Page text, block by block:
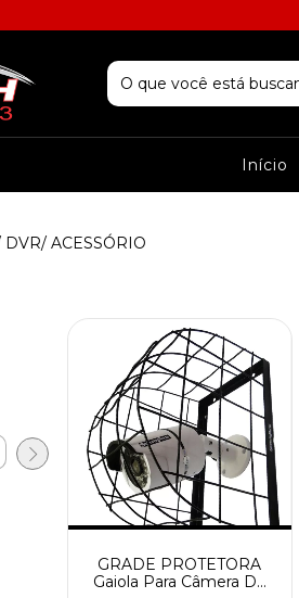
Início
DVR/ ACESSÓRIO
GRADE PROTETORA
Gaiola Para Câmera De